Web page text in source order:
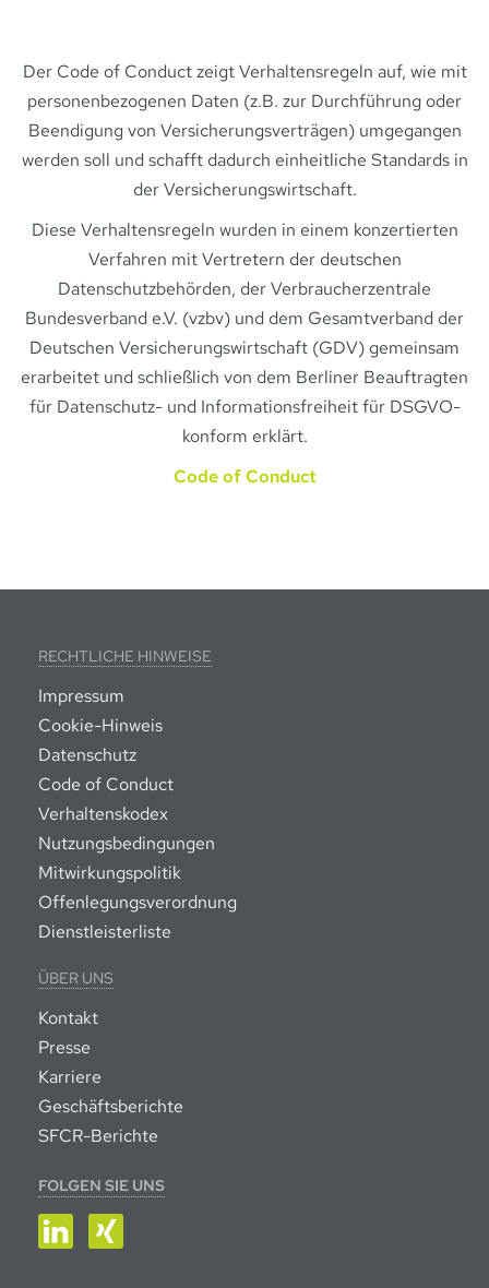
Der Code of Conduct zeigt Verhaltensregeln auf, wie mit
personenbezogenen Daten (z.B. zur Durchführung oder
Beendigung von Versicherungsverträgen) umgegangen
werden soll und schafft dadurch einheitliche Standards in
der Versicherungswirtschaft.
Diese Verhaltensregeln wurden in einem konzertierten
Verfahren mit Vertretern der deutschen
Datenschutzbehörden, der Verbraucherzentrale
Bundesverband e.V. (vzbv) und dem Gesamtverband der
Deutschen Versicherungswirtschaft (GDV) gemeinsam
erarbeitet und schließlich von dem Berliner Beauftragten
für Datenschutz- und Informationsfreiheit für DSGVO-
konform erklärt.
Code of Conduct
RECHTLICHE HINWEISE
Impressum
Cookie-Hinweis
Datenschutz
Code of Conduct
Verhaltenskodex
Nutzungsbedingungen
Mitwirkungspolitik
Offenlegungsverordnung
Dienstleisterliste
ÜBER UNS
Kontakt
Presse
Karriere
Geschäftsberichte
SFCR-Berichte
FOLGEN SIE UNS
LinkedIn
XING